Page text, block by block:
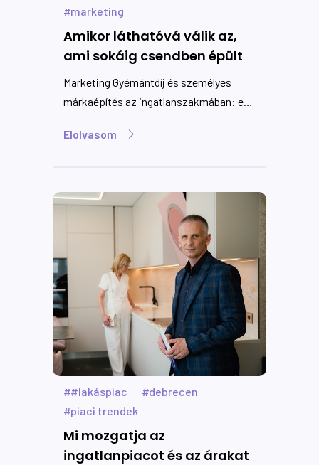
marketing
Amikor láthatóvá válik az,
ami sokáig csendben épült
Marketing Gyémántdíj és személyes
márkaépítés az ingatlanszakmában: egy
bizalom, a stratégia és a hiteles jelenlét
Elolvasom
#lakáspiac
debrecen
piaci trendek
Mi mozgatja az
ingatlanpiacot és az árakat